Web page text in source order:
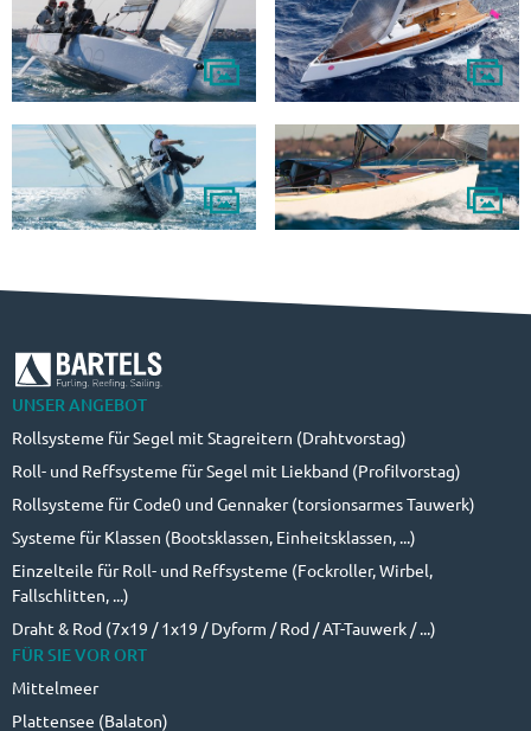
UNSER ANGEBOT
Rollsysteme für Segel mit Stagreitern (Drahtvorstag)
Roll- und Reffsysteme für Segel mit Liekband (Profilvorstag)
Rollsysteme für Code0 und Gennaker (torsionsarmes Tauwerk)
Systeme für Klassen (Bootsklassen, Einheitsklassen, ...)
Einzelteile für Roll- und Reffsysteme (Fockroller, Wirbel,
Fallschlitten, ...)
Draht & Rod (7x19 / 1x19 / Dyform / Rod / AT-Tauwerk / ...)
FÜR SIE VOR ORT
Mittelmeer
Plattensee (Balaton)